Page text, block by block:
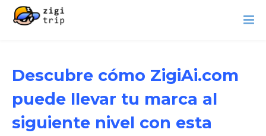
Descubre cómo ZigiAi.com
puede llevar tu marca al
siguiente nivel con esta